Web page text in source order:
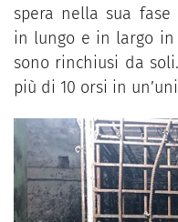
spera nella sua fase
in lungo e in largo
sono rinchiusi da
più di 10 orsi in